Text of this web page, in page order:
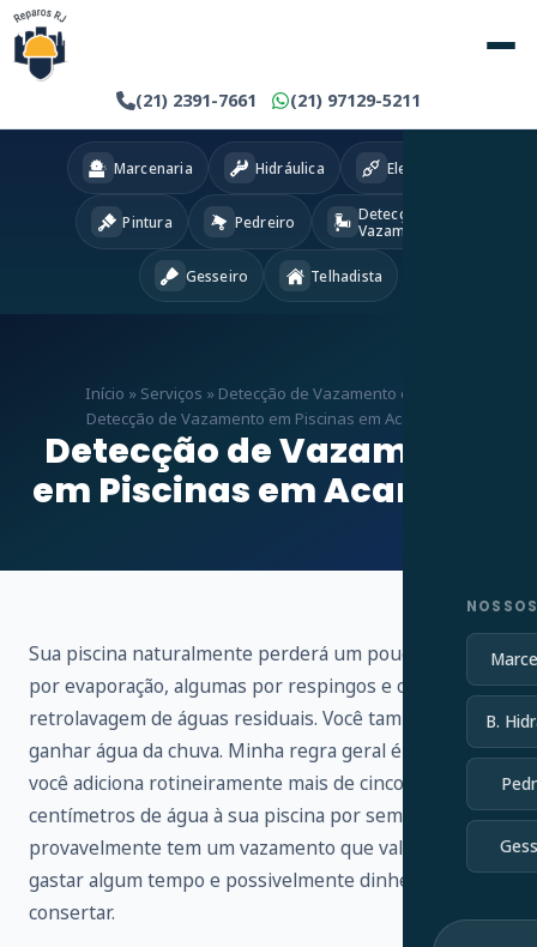
(21) 2391-7661 (21) 97129-5211
B.
Marcenaria Hidráulica Eletricista
Pintura Pedreiro
Detecção
Vazamentos
Gesseiro Telhadista
Início » Serviços » Detecção de Vazamento em RJ
Detecção de Vazamento em Piscinas em Acari – RJ
Detecção de Vazamento
em Piscinas em Acari – RJ
Sua piscina naturalmente perderá um pouco de água
por evaporação, algumas por respingos e outras por
retrolavagem de águas residuais. Você também vai
ganhar água da chuva. Minha regra geral é que, se
você adiciona rotineiramente mais de cinco
centímetros de água à sua piscina por semana,
provavelmente tem um vazamento que vale a pena
gastar algum tempo e possivelmente dinheiro para
consertar.